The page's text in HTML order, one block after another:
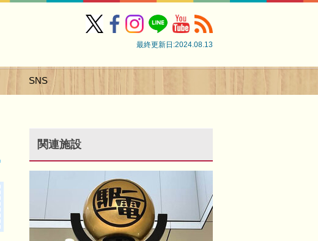
最終更新日:2024.08.13
SNS
関連施設